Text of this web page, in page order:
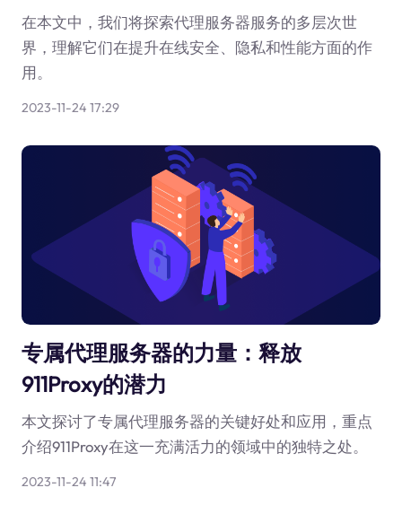
在本文中，我们将探索代理服务器服务的多层次世
界，理解它们在提升在线安全、隐私和性能方面的作
用。
2023-11-24 17:29
专属代理服务器的力量：释放
911Proxy的潜力
本文探讨了专属代理服务器的关键好处和应用，重点
介绍911Proxy在这一充满活力的领域中的独特之处。
2023-11-24 11:47